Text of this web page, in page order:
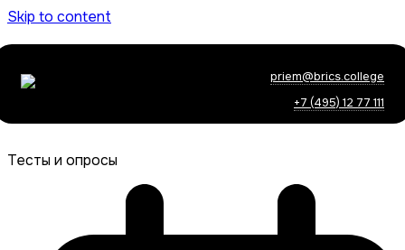
Skip to content
priem@brics.college
+7 (495) 12 77 111
Тесты и опросы